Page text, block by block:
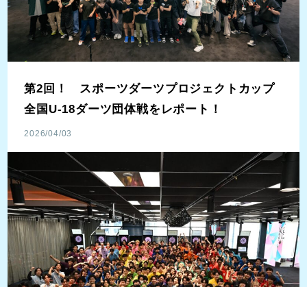
第2回！ スポーツダーツプロジェクトカップ
全国U-18ダーツ団体戦をレポート！
2026/04/03